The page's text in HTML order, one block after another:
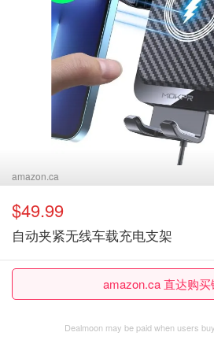
amazon.ca
$49.99
自动夹紧无线车载充电支架
amazon.ca 直达购
Dealmoon may be paid when users